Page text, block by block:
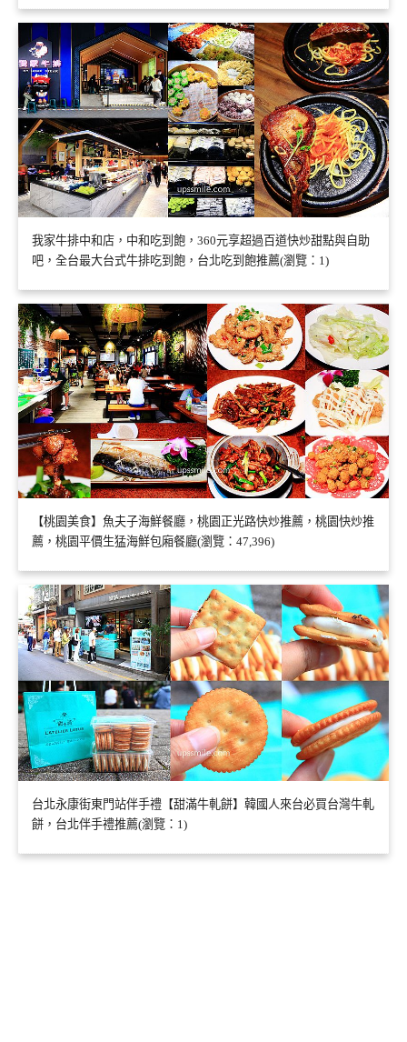
我家牛排中和店，中和吃到飽，360元享超過百道快炒甜點與自助
吧，全台最大台式牛排吃到飽，台北吃到飽推薦(瀏覽：1)
【桃園美食】魚夫子海鮮餐廳，桃園正光路快炒推薦，桃園快炒推
薦，桃園平價生猛海鮮包廂餐廳(瀏覽：47,396)
台北永康街東門站伴手禮【甜滿牛軋餅】韓國人來台必買台灣牛軋
餅，台北伴手禮推薦(瀏覽：1)